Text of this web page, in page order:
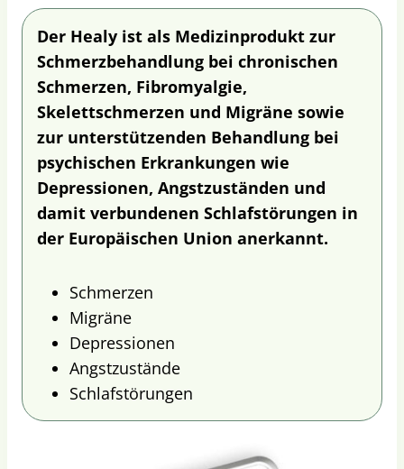
Der Healy ist als Medizinprodukt zur
Schmerzbehandlung bei chronischen
Schmerzen, Fibromyalgie,
Skelettschmerzen und Migräne sowie
zur unterstützenden Behandlung bei
psychischen Erkrankungen wie
Depressionen, Angstzuständen und
damit verbundenen Schlafstörungen in
der Europäischen Union anerkannt.
Schmerzen
Migräne
Depressionen
Angstzustände
Schlafstörungen